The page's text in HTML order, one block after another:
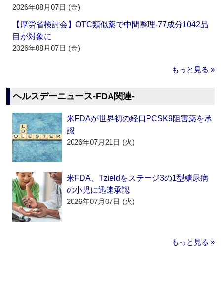
2026年08月07日 (金)
【厚労省検討会】OTC類似薬で中間整理‐77成分1042品
目が対象に
2026年08月07日 (金)
もっと見る »
ヘルスデーニュース‐FDA関連‐
米FDAが世界初の経口PCSK9阻害薬を承
認
2026年07月21日 (火)
米FDA、Tzieldをステージ3の1型糖尿病
の小児に迅速承認
2026年07月07日 (火)
もっと見る »